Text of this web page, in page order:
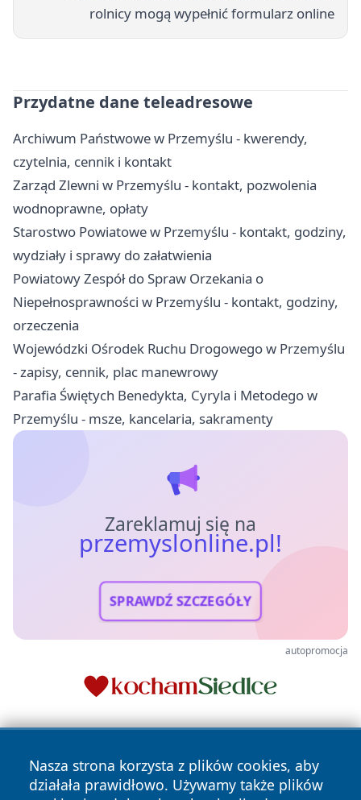
rolnicy mogą wypełnić formularz online
Przydatne dane teleadresowe
Archiwum Państwowe w Przemyślu - kwerendy,
czytelnia, cennik i kontakt
Zarząd Zlewni w Przemyślu - kontakt, pozwolenia
wodnoprawne, opłaty
Starostwo Powiatowe w Przemyślu - kontakt, godziny,
wydziały i sprawy do załatwienia
Powiatowy Zespół do Spraw Orzekania o
Niepełnosprawności w Przemyślu - kontakt, godziny,
orzeczenia
Wojewódzki Ośrodek Ruchu Drogowego w Przemyślu
- zapisy, cennik, plac manewrowy
Parafia Świętych Benedykta, Cyryla i Metodego w
Przemyślu - msze, kancelaria, sakramenty
Zareklamuj się na
przemyslonline.pl!
SPRAWDŹ SZCZEGÓŁY
autopromocja
Nasza strona korzysta z plików cookies, aby
działała prawidłowo. Używamy także plików